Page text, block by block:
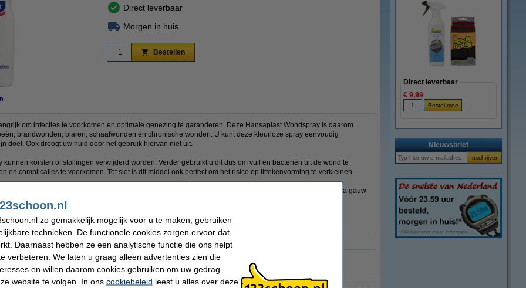
Direct leverbaar
Morgen in huis
Bestellen
om infecties te voorkomen en optimale genezing te garanderen. Deze Hansaplast Wondspray is daarom
brandwonden, blaren, schaafwonden én chronische wonden. U kunt deze kleurloze spray eenvoudig
doet. Ook droogt uw huid door het gebruik hiervan niet uit.
korsten of stollingen verwijderd worden. Verder gebruikt u dit dus om vuil en bacteriën uit de wond te
en complicaties te voorkomen. Tot slot is dit middel ook perfect om het risico op littekenvorming te verkleinen.
spray ontstaan er geen vlekken op uw kleding. Zo kunt u de spray makkelijk en snel aanbrengen en daarna gauw
bevat 100 ml.
i.v.m. overgang verpakking.
Inhoud:
100 ml
Direct leverbaar
€ 9,99
Nieuwsbrief
zo gemakkelijk mogelijk voor u te maken, gebruiken
technieken. De functionele cookies zorgen ervoor dat
Daarnaast hebben ze een analytische functie die ons helpt
verbeteren. We laten u graag alleen advertenties zien die
en willen daarom cookies gebruiken om uw gedrag
website te volgen. In ons cookiebeleid leest u alles over deze